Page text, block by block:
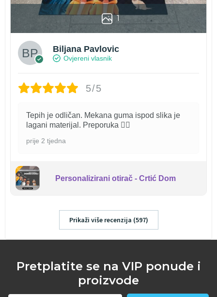
1
Biljana Pavlovic
Ovjereni vlasnik
5/5
Tepih je odličan. Mekana guma ispod slika je
lagani materijal. Preporuka 👍🏻
prije 2 tjedna
Personalizirani otirač - Crtić Dom
Prikaži više recenzija (597)
Pretplatite se na VIP ponude i
proizvode